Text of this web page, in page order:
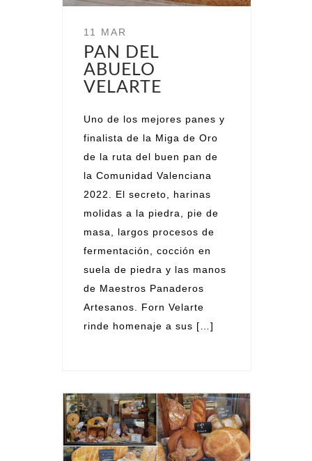
11 MAR
PAN DEL
ABUELO
VELARTE
Uno de los mejores panes y
finalista de la Miga de Oro
de la ruta del buen pan de
la Comunidad Valenciana
2022. El secreto, harinas
molidas a la piedra, pie de
masa, largos procesos de
fermentación, cocción en
suela de piedra y las manos
de Maestros Panaderos
Artesanos. Forn Velarte
rinde homenaje a sus […]